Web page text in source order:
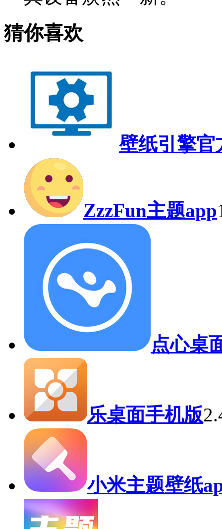
猜你喜欢
壁纸引擎官
ZzzFun主题app
点心桌
乐桌面手机版
小米主题壁纸